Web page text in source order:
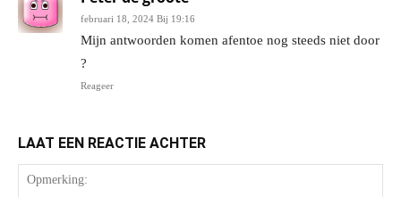
februari 18, 2024 Bij 19:16
Mijn antwoorden komen afentoe nog steeds niet door
?
Reageer
LAAT EEN REACTIE ACHTER